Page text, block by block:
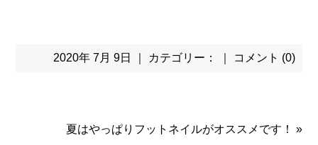
2020年 7月 9日 ｜ カテゴリー： ｜ コメント (0)
夏はやっぱりフットネイルがオススメです！ »